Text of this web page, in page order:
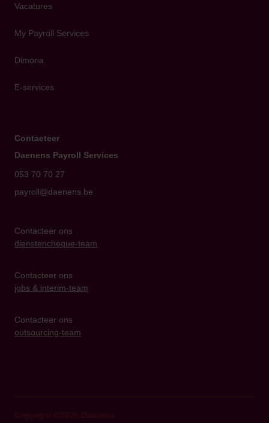
Vacatures
My Payroll Services
Dimona
E-services
Contacteer
Daenens Payroll Services
053 70 70 27
payroll@daenens.be
Contacteer ons
dienstencheque-team
Contacteer ons
jobs & interim-team
Contacteer ons
outsourcing-team
Copyright ©2026 Daenens